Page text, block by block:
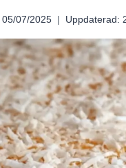
05/07/2025 Uppdaterad: